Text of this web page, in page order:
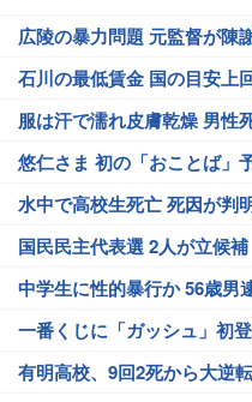
広陵の暴力問題 元監督が陳
石川の最低賃金 国の目安上
服は汗で濡れ皮膚乾燥 男性
悠仁さま 初の「おことば」
水中で高校生死亡 死因が判
国民民主代表選 2人が立候補
中学生に性的暴行か 56歳男
一番くじに「ガッシュ」初
有明高校、9回2死から大逆